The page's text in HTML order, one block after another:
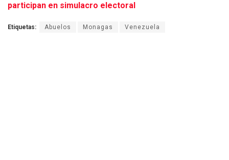
participan en simulacro electoral
Etiquetas: Abuelos Monagas Venezuela